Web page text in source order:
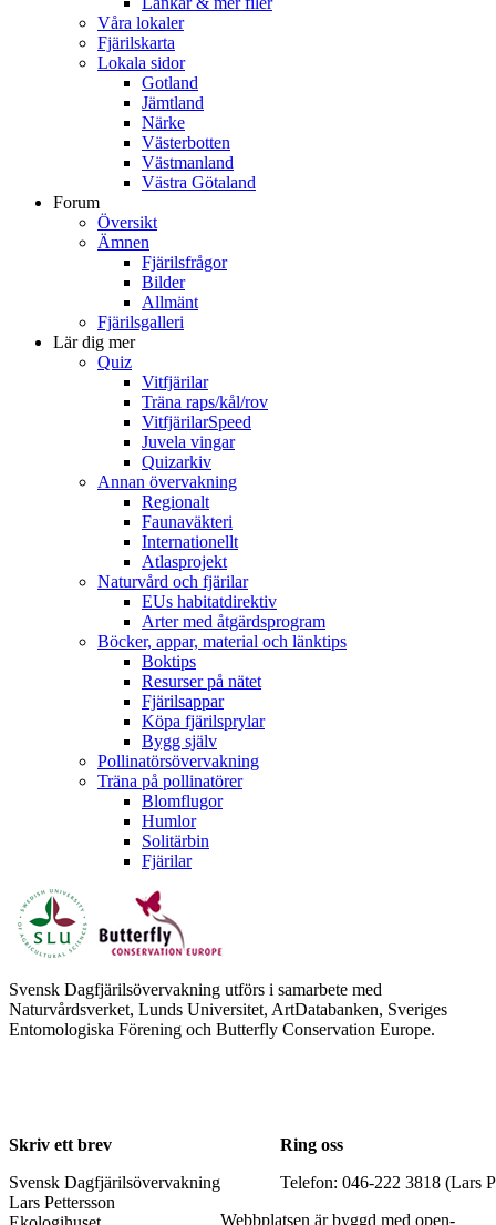
Våra lokaler
Fjärilskarta
Lokala sidor
Gotland
Jämtland
Närke
Västerbotten
Västmanland
Västra Götaland
Forum
Översikt
Ämnen
Fjärilsfrågor
Bilder
Allmänt
Fjärilsgalleri
Lär dig mer
Quiz
Vitfjärilar
Träna raps/kål/rov
VitfjärilarSpeed
Juvela vingar
Quizarkiv
Annan övervakning
Regionalt
Faunaväkteri
Internationellt
Atlasprojekt
Naturvård och fjärilar
EUs habitatdirektiv
Arter med åtgärdsprogram
Böcker, appar, material och länktips
Boktips
Resurser på nätet
Fjärilsappar
Köpa fjärilsprylar
Bygg själv
Pollinatörsövervakning
Träna på pollinatörer
Blomflugor
Humlor
Solitärbin
Fjärilar
Svensk Dagfjärilsövervakning utförs i samarbete med
Naturvårdsverket, Lunds Universitet, ArtDatabanken, Sveriges
Entomologiska Förening och Butterfly Conservation Europe.
Skriv ett brev
Svensk Dagfjärilsövervakning
Lars Pettersson
Ring oss
Telefon: 046-222 3818 (Lars
Webbplatsen är byggd med open-